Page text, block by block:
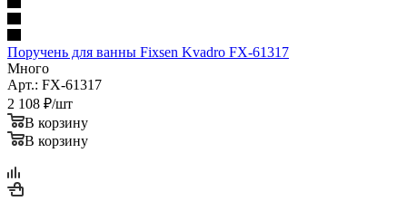
Поручень для ванны Fixsen Kvadro FX-61317
Много
Арт.: FX-61317
2 108 ₽/шт
В корзину
В корзину